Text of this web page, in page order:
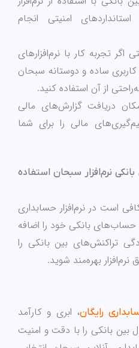
امنیتی انجام
اگر تجربه کار با نرم‌افزارهای
کاربری ساده و دوستانه سبحان
از آن استفاده کنید.
دریافت گزارش‌های مالی
مالی را برای شما
نرم‌افزار سبحان استفاده
است در نرم‌افزار حسابداری
حساب‌های بانکی خود را اضافه
تراکنش‌های بین بانکی را
بهره‌مند شوید.
رایگان، ابری و کارآمد
بین بانکی را با دقت و امنیت